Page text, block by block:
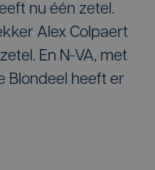
nu één zetel.
Alex Colpaert
En N-VA, met
Blondeel heeft er